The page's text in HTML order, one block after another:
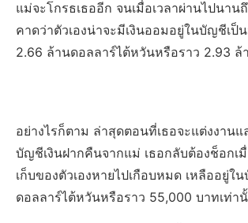
แม่จะโกรธเธออีก จนเมื่อเวลาผ่านไปนาน
คาดว่าตัวเองน่าจะมีเงินออมอยู่ในบัญชีเป็
2.66 ล้านดอลลาร์ไต้หวันหรือราว 2.93 ล้
อย่างไรก็ตาม ล่าสุดตอนที่เธอจะแต่งงาน
บัญชีเงินฝากคืนจากแม่ เธอกลับต้องช็อกเมื่
เก็บของตัวเองหายไปเกือบหมด เหลืออยู่
ดอลลาร์ไต้หวันหรือราว 55,000 บาทเท่า